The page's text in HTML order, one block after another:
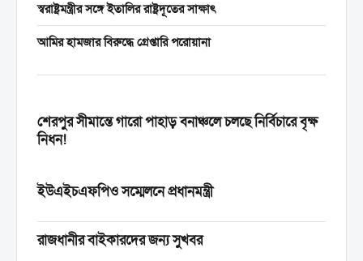
স্বরাষ্ট্রমন্ত্রীর সঙ্গে ইতালির রাষ্ট্রদূতের সাক্ষাৎ
আমির হামজার বিরুদ্ধে গ্রেপ্তারি পরোয়ানা
শেরপুর সীমান্তে গারো পাহাড় বনাঞ্চলে চলছে নির্বিচারে বৃক্ষ
নিধন!
ইউএইচএফপিও সম্মেলনে প্রধানমন্ত্রী
রাজধানীর বাইকারদের জন্য সুখবর